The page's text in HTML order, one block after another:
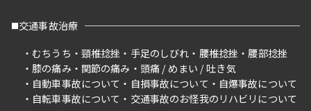
交通事故治療
むちうち
頸椎捻挫 手足のしびれ 腰椎捻挫
腰部捻挫
膝の痛み
関節の痛み
頭痛 / めまい / 吐き気
自動車事故について
自損事故について
自爆事故について
自転車事故について
交通事故のお怪我のリハビリについて